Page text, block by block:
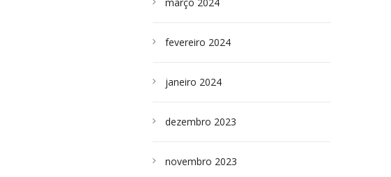
fevereiro 2024
janeiro 2024
dezembro 2023
novembro 2023